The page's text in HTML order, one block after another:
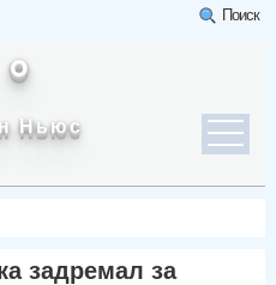
Поиск
Ньюс
задремал за